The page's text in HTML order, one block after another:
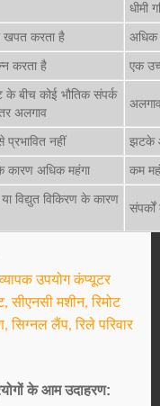
धीमी
खपत करता है
अधिक
करता है एक
बीच कोई भौतिक संपर्क
अलगाव
नहीं
झटके
के कारण अधिक महंगा कम
विद्युत विकिरण के कारण
उपयोग कंप्यूटर
सीएनसी मशीन, रिमोट
सिग्नल लैंप, रिले परिवार
के आम उदाहरण: